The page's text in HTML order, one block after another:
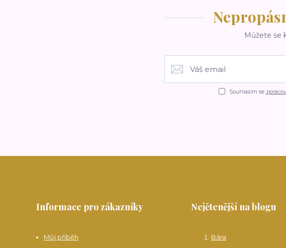
Můžete se
Souhlasím se
Informace pro zákazníky
Můj příběh
Nejčtenější na blogu
Bára